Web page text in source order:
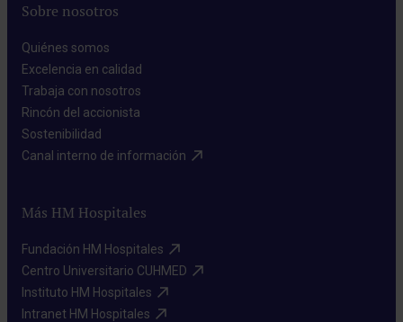
Sobre nosotros
Quiénes somos​
Excelencia en calidad​
Trabaja con nosotros​
Rincón del accionista​
Sostenibilidad​
Canal interno de información​
Más HM Hospitales
Fundación HM Hospitales​
Centro Universitario CUHMED​
Instituto HM Hospitales​
Intranet HM Hospitales​